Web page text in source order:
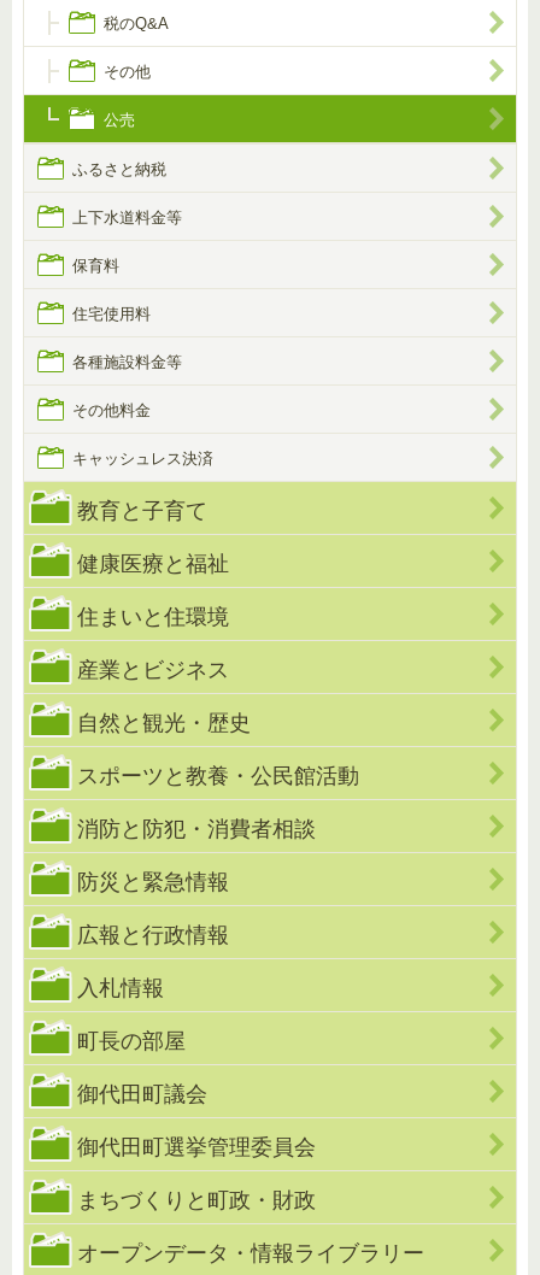
税のQ&A
その他
公売
ふるさと納税
上下水道料金等
保育料
住宅使用料
各種施設料金等
その他料金
キャッシュレス決済
教育と子育て
健康医療と福祉
住まいと住環境
産業とビジネス
自然と観光・歴史
スポーツと教養・公民館活動
消防と防犯・消費者相談
防災と緊急情報
広報と行政情報
入札情報
町長の部屋
御代田町議会
御代田町選挙管理委員会
まちづくりと町政・財政
オープンデータ・情報ライブラリー